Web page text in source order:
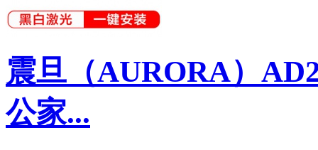
震旦（AURORA）
公家...